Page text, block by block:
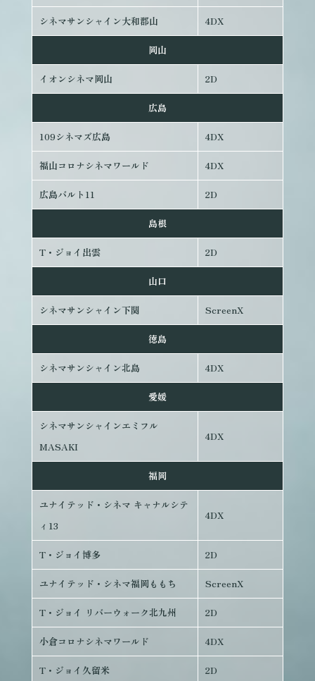
シネマサンシャイン大和郡山 4DX
岡山
イオンシネマ岡山 2D
広島
109シネマズ広島 4DX
福山コロナシネマワールド 4DX
広島バルト11 2D
島根
T・ジョイ出雲 2D
山口
シネマサンシャイン下関 ScreenX
徳島
シネマサンシャイン北島 4DX
愛媛
シネマサンシャインエミフル
MASAKI
4DX
福岡
ユナイテッド・シネマ キャナルシテ
ィ13
4DX
T・ジョイ博多 2D
ユナイテッド・シネマ福岡ももち ScreenX
T・ジョイ リバーウォーク北九州 2D
小倉コロナシネマワールド 4DX
T・ジョイ久留米 2D